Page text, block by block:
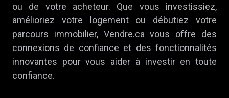
ou de votre acheteur. Que vous investissiez,
amélioriez votre logement ou débutiez votre
parcours immobilier, Vendre.ca vous offre des
connexions de confiance et des fonctionnalités
innovantes pour vous aider à investir en toute
confiance.